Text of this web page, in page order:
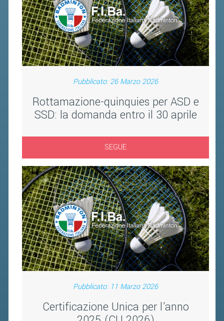
Pubblicato: 26 Marzo 2026
Rottamazione-quinquies per ASD e
SSD: la domanda entro il 30 aprile
SEGUE
Pubblicato: 11 Marzo 2026
Certificazione Unica per l'anno
FORMAZIONE DEI TECNICI
UTILIZZAZIONE E GESTIONE DEGLI
IMPIANTI SPORTIVI PUBBLICI
CONTROLLI E RILIEVI
SULL'AMMINISTRAZIONE
ALTRI CONTENUTI
BANDI DI GARA E CONTRATTI
WHISTLEBLOWING
SPORTELLO FISCALE
NOVITÀ FISCALI
MODULISTICA
SCADENZARIO
DOCUMENTI E APPROFONDIMENTI
AIRBADMINTON
PICKLEBALL